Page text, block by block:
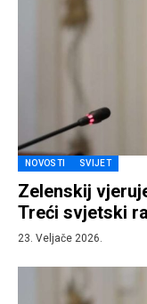
NOVOSTI SVIJET
Zelenskij
Treći svjetski
23. Veljače 2026.